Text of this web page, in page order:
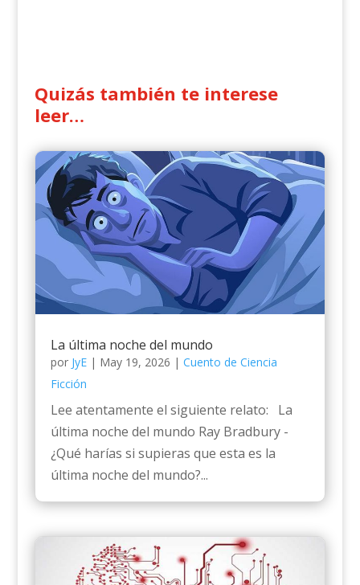
Quizás también te interese
leer…
La última noche del mundo
por JyE| May 19, 2026 | Cuento de Ciencia
Ficción
Lee atentamente el siguiente relato: La
última noche del mundo Ray Bradbury -
¿Qué harías si supieras que esta es la
última noche del mundo?...